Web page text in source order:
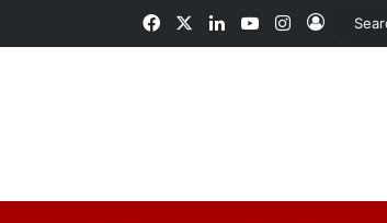
FacebookLinkedInYouTubeInstagram
Log In